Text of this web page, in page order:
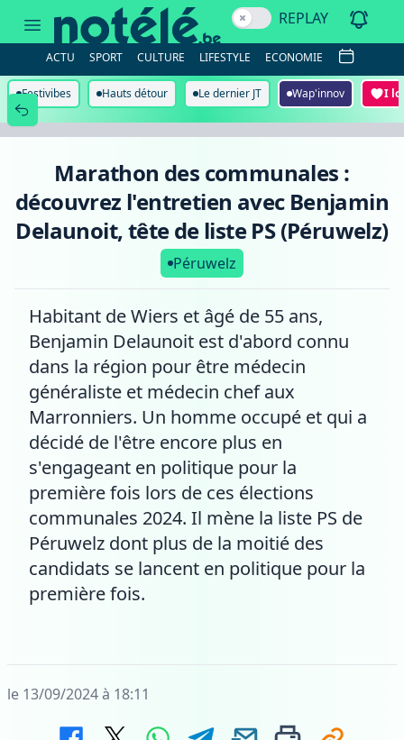
communales
découvrez
l'entretien
avec
Benjamin
Delaunoit,
tête
(Péruwelz)
REPLAY
ACTU SPORT CULTURE LIFESTYLE ECONOMIE
Festivibes Hauts détour Le dernier JT Wap'innov I
Marathon des communales :
découvrez l'entretien avec Benjamin
Delaunoit, tête de liste PS (Péruwelz)
Péruwelz
Habitant de Wiers et âgé de 55 ans,
Benjamin Delaunoit est d'abord connu
dans la région pour être médecin
généraliste et médecin chef aux
Marronniers. Un homme occupé et qui a
décidé de l'être encore plus en
s'engageant en politique pour la
première fois lors de ces élections
communales 2024. Il mène la liste PS de
Péruwelz dont plus de la moitié des
candidats se lancent en politique pour la
première fois.
le 13/09/2024 à 18:11